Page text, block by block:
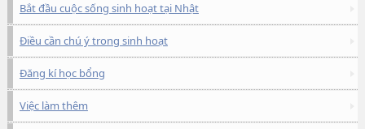
Bắt đầu cuộc sống sinh hoạt tại Nhật
Điều cần chú ý trong sinh hoạt
Đăng kí học bổng
Việc làm thêm